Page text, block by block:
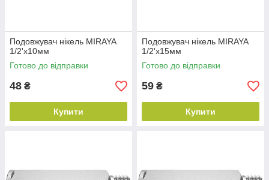
Подовжувач нікель MIRAYA
1/2'х10мм
Готово до відправки
48 ₴
Купити
Подовжувач нікель MIRAYA
1/2'х15мм
Готово до відправки
59 ₴
Купити